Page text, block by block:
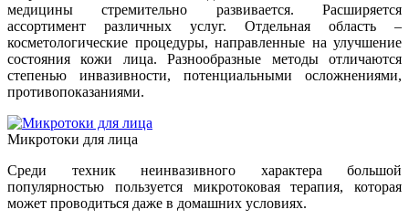
медицины стремительно развивается. Расширяется
ассортимент различных услуг. Отдельная область –
косметологические процедуры, направленные на улучшение
состояния кожи лица. Разнообразные методы отличаются
степенью инвазивности, потенциальными осложнениями,
противопоказаниями.
Микротоки для лица
Среди техник неинвазивного характера большой
популярностью пользуется микротоковая терапия, которая
может проводиться даже в домашних условиях.